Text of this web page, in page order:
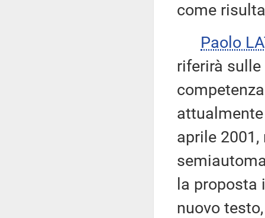
come
Paolo
riferirà
aprile
la
nuovo